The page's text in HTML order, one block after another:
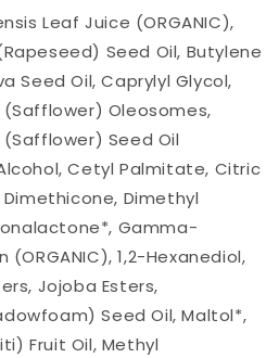
Leaf Juice (ORGANIC),
Seed Oil, Butylene
Seed Oil, Caprylyl Glycol,
Oleosomes,
Seed Oil
Cetyl Palmitate, Citric
Dimethyl
Gamma-
1,2-Hexanediol,
Jojoba Esters,
Seed Oil, Maltol*,
Fruit Oil, Methyl